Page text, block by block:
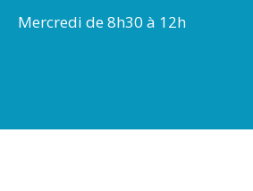
Mercredi de 8h30 à 12h